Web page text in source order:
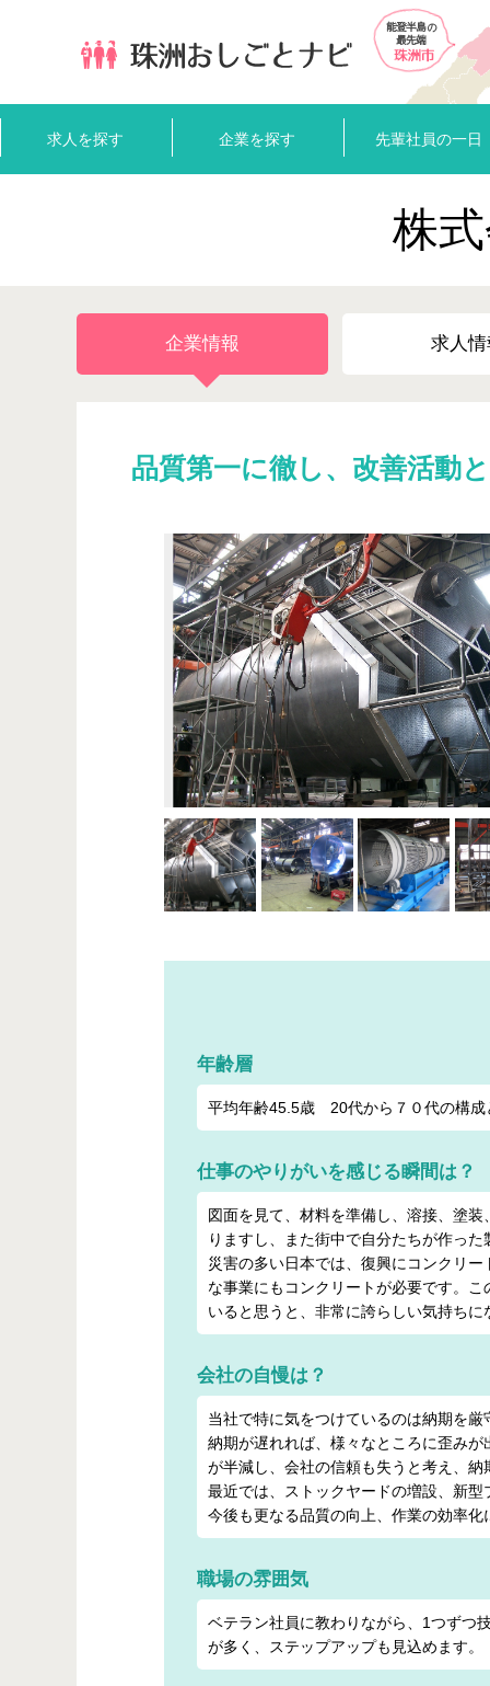
求人を探す 企業を探す 先輩社員の一日
株
企業情報 求人
品質第一に徹し、改善活動
年齢層
平均年齢45.5歳 20代から７０代の構成
仕事のやりがいを感じる瞬間は？
図面を見て、材料を準備し、溶接、塗
りますし、また街中で自分たちが作っ
災害の多い日本では、復興にコンクリ
な事業にもコンクリートが必要です。
いると思うと、非常に誇らしい気持ちに
会社の自慢は？
当社で特に気をつけているのは納期を
納期が遅れれば、様々なところに歪み
が半減し、会社の信頼も失うと考え、
最近では、ストックヤードの増設、新
今後も更なる品質の向上、作業の効率
職場の雰囲気
ベテラン社員に教わりながら、1つずつ
が多く、ステップアップも見込めます。